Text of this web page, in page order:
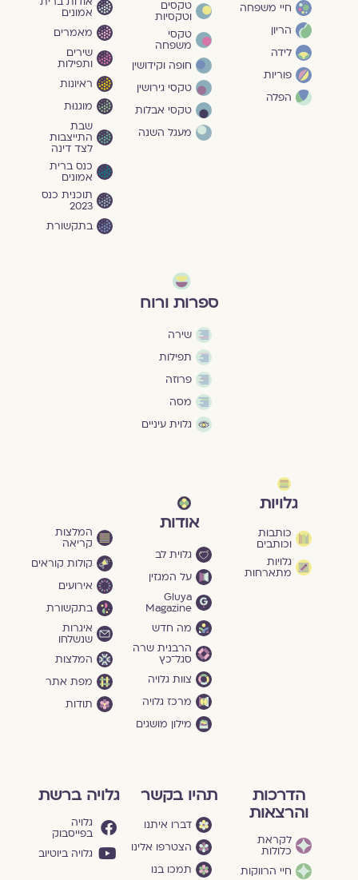
חיי משפחה
הריון
לידה
פוריות
הפלה
טקסים
וטקסיות
טקסי
משפחה
חופה וקידושין
טקסי גירושין
טקסי אבלות
מעגל השנה
אמונים
מאמרים
שירים
ותפילות
ראיונות
מוגנוּת
שבת
התייצבות
לצד דינה
כנס ברית
אמונים
תוכנית כנס
2023
בתקשורת
ספרות ורוח
שירה
תפילות
פרוזה
מסה
גלוית עיניים
גלויות
כותבות
וכותבים
גלויות
מתארחות
אודות
גלוית לב
על המגזין
Gluya
Magazine
מה חדש
הרבנית שרה
סגל־כץ
צוות גלויה
מרכז גלויה
מילון מושגים
המלצות
קריאה
קולות קוראים
אירועים
בתקשורת
איגרות
שנשלחו
המלצות
מפת אתר
תודות
הדרכות
והרצאות
לקראת
כלולות
חיי הרווקות
תהיו בקשר
דברו איתנו
הצטרפו אלינו
תמכו בנו
גלויה ברשת
גלויה
בפייסבוק
גלויה ביוטיוב